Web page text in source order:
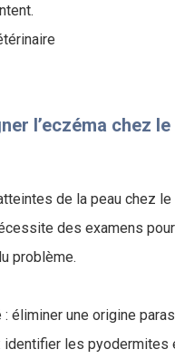
l’eczéma chez le
de la peau chez le
des examens pour
problème.
: éliminer une origine
identifier les pyodermites